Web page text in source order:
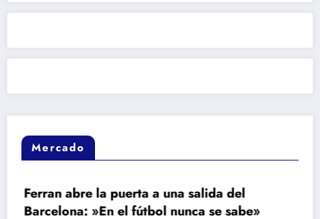
Mercado
a una salida del
nunca se sabe»
¿Se cae? Los
exige al Real